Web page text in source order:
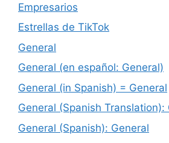
Empresarios
Estrellas de TikTok
General
General (en español: General)
General (in Spanish) = General
General (Spanish Translation):
General (Spanish): General